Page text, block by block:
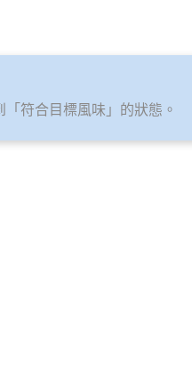
符合目標風味」的狀態。